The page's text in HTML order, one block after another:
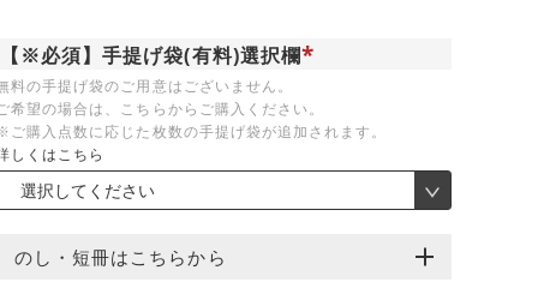
【※必須】手提げ袋(有料)選択欄
須
)
料の手提げ袋のご用意はございません。
希望の場合は、こちらからご購入ください。
ご購入点数に応じた枚数の手提げ袋が追加されます。
しくはこちら
のし・短冊はこちらから